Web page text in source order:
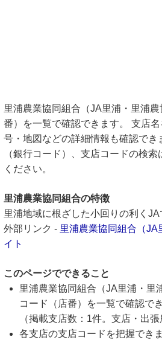
里浦農業協同組合（JA里浦・里浦
番）を一覧で確認できます。 支店
号・地図などの詳細情報も確認でき
（銀行コード）、支店コードの検索
ください。
里浦農業協同組合の特徴
里浦地域に根ざした小回りの利くJA
外部リンク - 里浦農業協同組合（JA
イト
このページでできること
里浦農業協同組合（JA里浦・里
コード（店番）を一覧で確認でき
（掲載支店数：1件。支店・出張
各支店の支店コードを把握できま